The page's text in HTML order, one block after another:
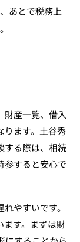
あとで税務上
財産一覧、借入
ります。土谷秀
する際は、相続
参すると安心で
やすいです。
ます。まずは財